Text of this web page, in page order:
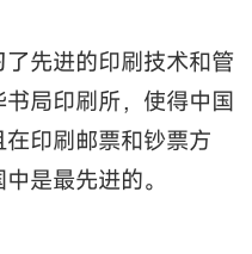
先进的印刷技术和管
局印刷所，使得中国
印刷邮票和钞票方
是最先进的。